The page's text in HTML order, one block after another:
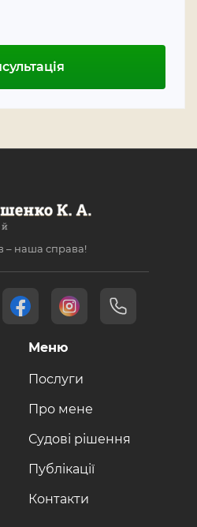
– наша справа!
Меню
Послуги
Про мене
Судові рішення
Публікації
Контакти